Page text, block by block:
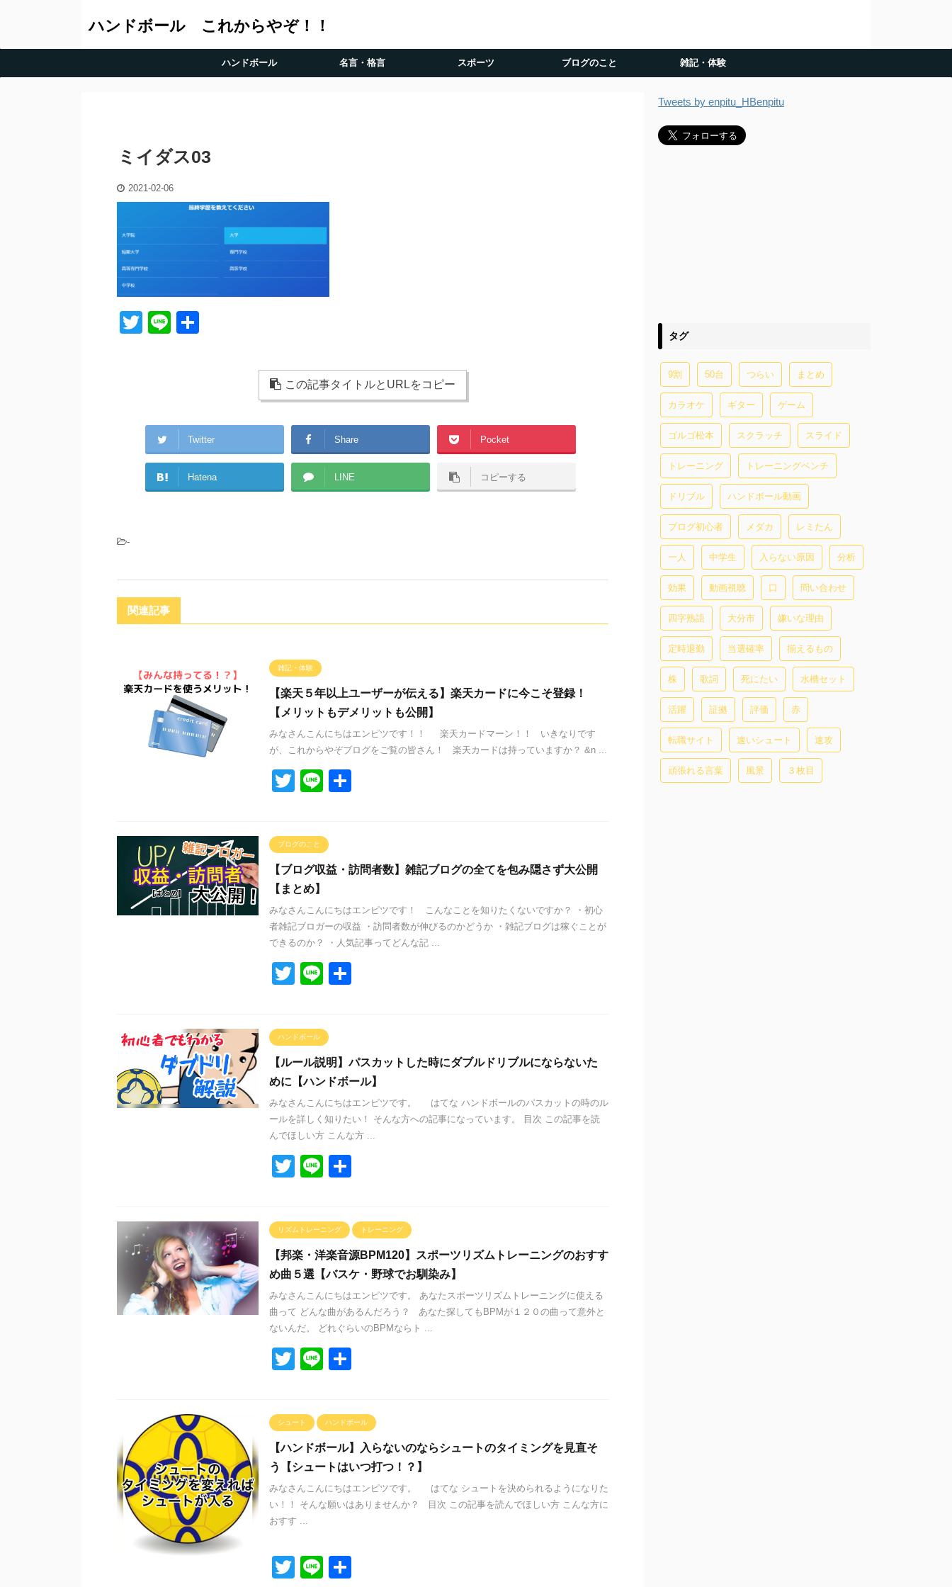
ハンドボール これからやぞ！！
ハンドボール 名言・格言 スポーツ ブログのこと 雑記・体験
ミイダス03
2021-02-06
T
Li
この記事タイトルとURLをコピー
Twitter Share Pocket
Hatena LINE コピーする
-
関連記事
雑記・体験
【楽天５年以上ユーザーが伝える】楽天カードに今こそ登録！
【メリットもデメリットも公開】
みなさんこんにちはエンピツです！！ 楽天カードマーン！！ いきなりです
が、これからやぞブログをご覧の皆さん！ 楽天カードは持っていますか？ &n ...
T
er
Li
ブログのこと
【ブログ収益・訪問者数】雑記ブログの全てを包み隠さず大公開
【まとめ】
みなさんこんにちはエンピツです！ こんなことを知りたくないですか？ ・初心
者雑記ブロガーの収益 ・訪問者数が伸びるのかどうか ・雑記ブログは稼ぐことが
できるのか？ ・人気記事ってどんな記 ...
T
er
Li
ハンドボール
【ルール説明】パスカットした時にダブルドリブルにならないた
めに【ハンドボール】
みなさんこんにちはエンピツです。 はてな ハンドボールのパスカットの時のル
ールを詳しく知りたい！ そんな方への記事になっています。 目次 この記事を読
んでほしい方 こんな方 ...
T
er
Li
リズムトレーニング トレーニング
【邦楽・洋楽音源BPM120】スポーツリズムトレーニングのおすす
め曲５選【バスケ・野球でお馴染み】
みなさんこんにちはエンピツです。 あなたスポーツリズムトレーニングに使える
曲って どんな曲があるんだろう？ あなた探してもBPMが１２０の曲って意外と
ないんだ。 どれぐらいのBPMならト ...
T
er
Li
シュート ハンドボール
【ハンドボール】入らないのならシュートのタイミングを見直そ
う【シュートはいつ打つ！？】
みなさんこんにちはエンピツです。 はてな シュートを決められるようになりた
い！！ そんな願いはありませんか？ 目次 この記事を読んでほしい方 こんな方に
おすす ...
T
Li
Tweets by enpitu_HBenpitu
タグ
9割 50台 つらい まとめ
カラオケ ギター ゲーム
ゴルゴ松本 スクラッチ スライド
トレーニング トレーニングベンチ
ドリブル ハンドボール動画
ブログ初心者 メダカ レミたん
一人 中学生 入らない原因 分析
効果 動画視聴 口 問い合わせ
四字熟語 大分市 嫌いな理由
定時退勤 当選確率 揃えるもの
株 歌詞 死にたい 水槽セット
活躍 証拠 評価 赤
転職サイト 速いシュート 速攻
頑張れる言葉 風景 ３枚目